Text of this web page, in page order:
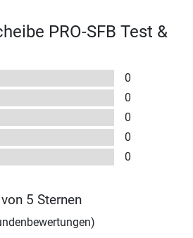
PRO-SFB Test &
0
0
0
0
0
von 5 Sternen